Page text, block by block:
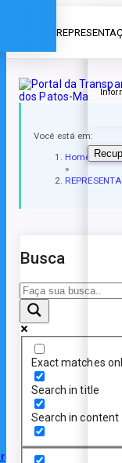
»
Você está em:
Home
»
Busca
Exact matches
Search in title
Search in content